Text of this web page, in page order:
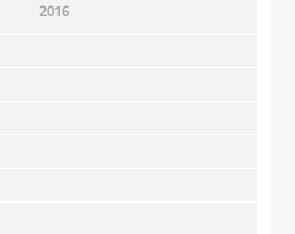
2016